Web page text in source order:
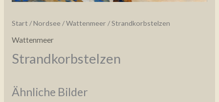
Start /Nordsee /Wattenmeer / Strandkorbstelzen
Wattenmeer
Strandkorbstelzen
Ähnliche Bilder